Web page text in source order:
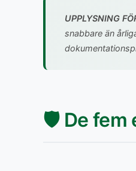
UPPLYSNING
snabbare än
🛡️ De fem